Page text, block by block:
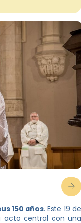
150 años. Este 19 de
acto central con una